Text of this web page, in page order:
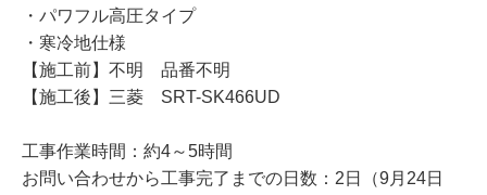
・パワフル高圧タイプ
・寒冷地仕様
【施工前】不明 品番不明
【施工後】三菱 SRT-SK466UD
工事作業時間：約4～5時間
お問い合わせから工事完了までの日数：2日（9月24日